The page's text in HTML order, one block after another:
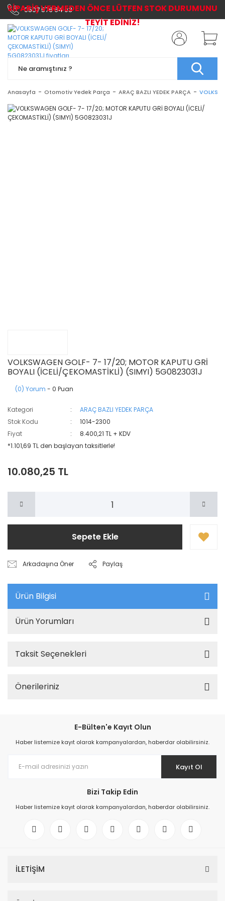
0507 576 64 03
Anasayfa Otomotiv Yedek Parça ARAÇ BAZLI YEDEK PARÇA
VOLKSWAGEN GOLF- 7- 17/20; MOTOR KAPUTU GRİ
BOYALI (İCELİ/ÇEKOMASTİKLİ) (SIMYI) 5G0823031J
(0) Yorum - 0 Puan
Kategori
ARAÇ BAZLI YEDEK PARÇA
Stok Kodu
1014-2300
Fiyat
8.400,21 TL + KDV
*1.101,69 TL den başlayan taksitlerle!
10.080,25 TL
Sepete Ekle
Arkadaşına Öner Paylaş
Ürün Bilgisi
Ürün Yorumları
Taksit Seçenekleri
Önerileriniz
E-Bülten'e Kayıt Olun
Haber listemize kayıt olarak kampanyalardan, haberdar olabilirsiniz.
Kayıt Ol
Bizi Takip Edin
Haber listemize kayıt olarak kampanyalardan, haberdar olabilirsiniz.
İLETİŞİM
SİPARİŞ VERMEDEN ÖNCE LÜTFEN STOK DURUMUNU
TEYİT EDİNİZ!